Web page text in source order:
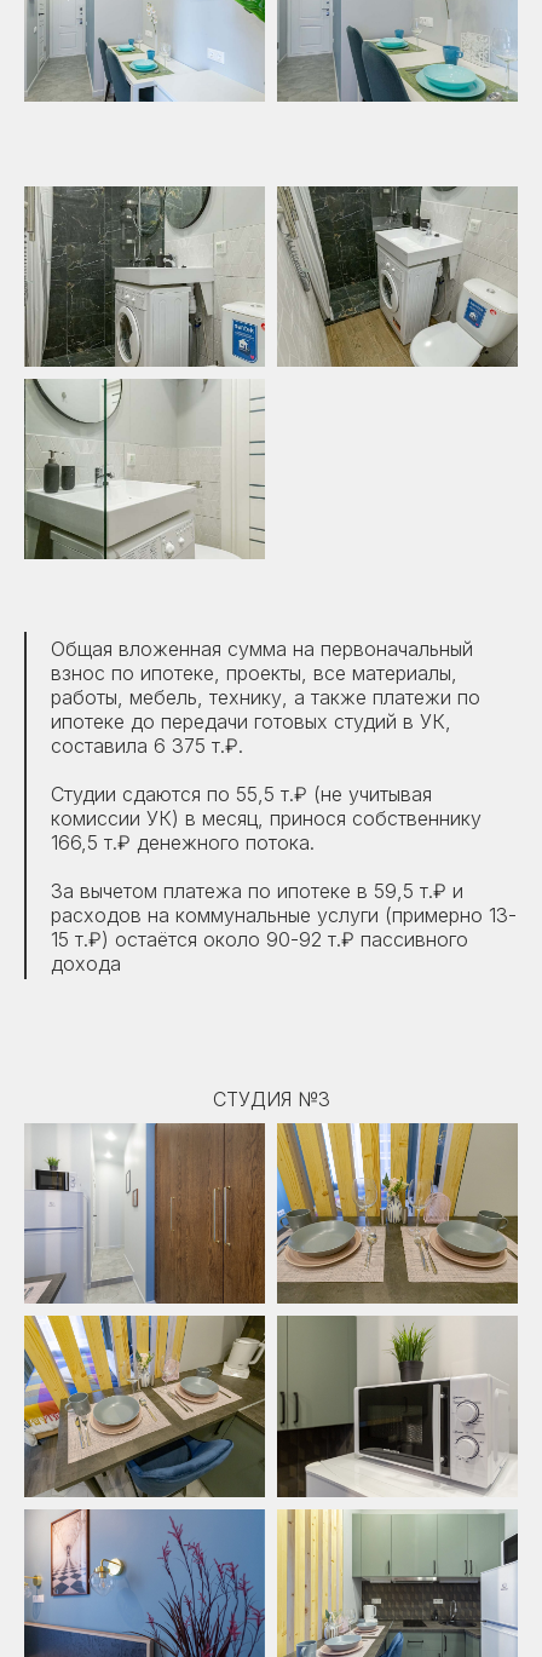
Общая вложенная сумма на первоначальный
взнос по ипотеке, проекты, все материалы,
работы, мебель, технику, а также платежи по
ипотеке до передачи готовых студий в УК,
составила 6 375 т.₽.
Студии сдаются по 55,5 т.₽ (не учитывая
комиссии УК) в месяц, принося собственнику
166,5 т.₽ денежного потока.
За вычетом платежа по ипотеке в 59,5 т.₽ и
расходов на коммунальные услуги (примерно 13-
15 т.₽) остаётся около 90-92 т.₽ пассивного
дохода
СТУДИЯ №3